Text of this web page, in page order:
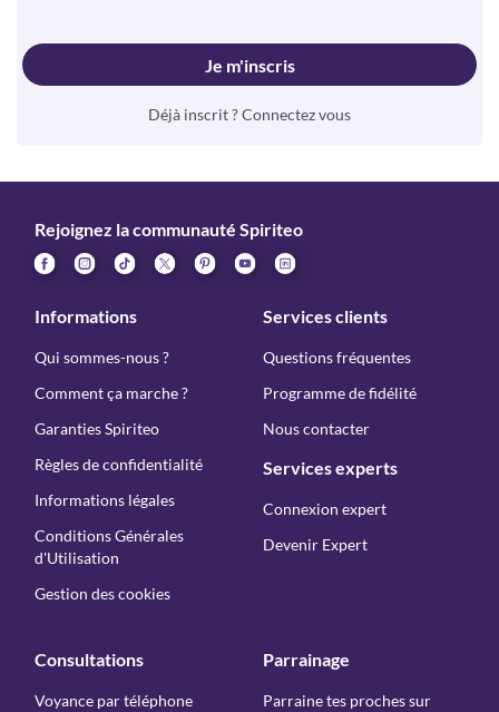
Je m'inscris
Déjà inscrit ? Connectez vous
Rejoignez la communauté Spiriteo
Informations
Qui sommes-nous ?
Comment ça marche ?
Garanties Spiriteo
Règles de confidentialité
Informations légales
Conditions Générales
d'Utilisation
Gestion des cookies
Services clients
Questions fréquentes
Programme de fidélité
Nous contacter
Services experts
Connexion expert
Devenir Expert
Consultations
Voyance par téléphone
Parrainage
Parraine tes proches sur